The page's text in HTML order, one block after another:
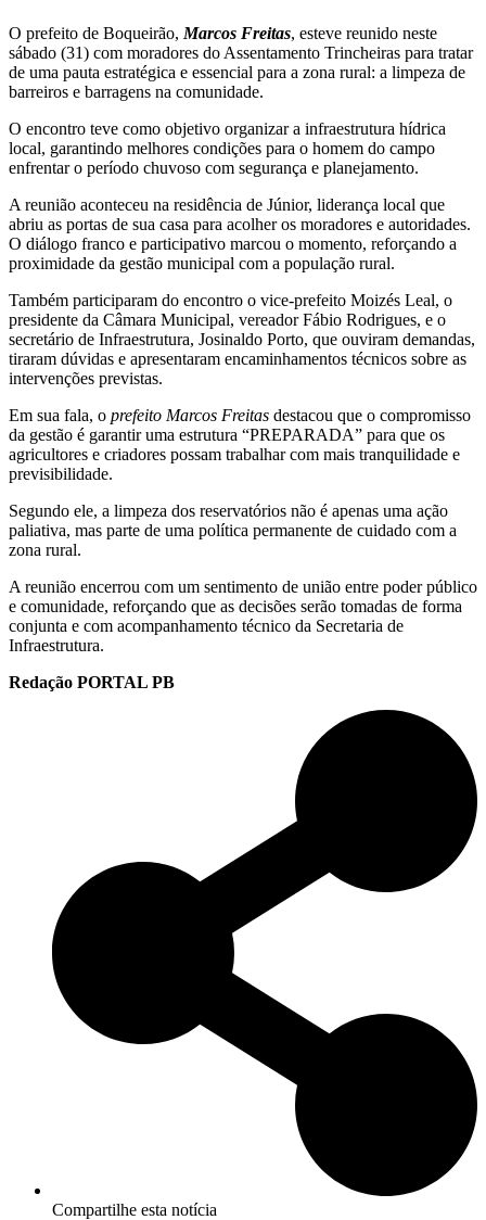
O prefeito de Boqueirão, Marcos Freitas, esteve reunido neste
sábado (31) com moradores do Assentamento Trincheiras para tratar
de uma pauta estratégica e essencial para a zona rural: a limpeza de
barreiros e barragens na comunidade.
O encontro teve como objetivo organizar a infraestrutura hídrica
local, garantindo melhores condições para o homem do campo
enfrentar o período chuvoso com segurança e planejamento.
A reunião aconteceu na residência de Júnior, liderança local que
abriu as portas de sua casa para acolher os moradores e autoridades.
O diálogo franco e participativo marcou o momento, reforçando a
proximidade da gestão municipal com a população rural.
Também participaram do encontro o vice-prefeito Moizés Leal, o
presidente da Câmara Municipal, vereador Fábio Rodrigues, e o
secretário de Infraestrutura, Josinaldo Porto, que ouviram demandas,
tiraram dúvidas e apresentaram encaminhamentos técnicos sobre as
intervenções previstas.
Em sua fala, o prefeito Marcos Freitas destacou que o compromisso
da gestão é garantir uma estrutura “PREPARADA” para que os
agricultores e criadores possam trabalhar com mais tranquilidade e
previsibilidade.
Segundo ele, a limpeza dos reservatórios não é apenas uma ação
paliativa, mas parte de uma política permanente de cuidado com a
zona rural.
A reunião encerrou com um sentimento de união entre poder público
e comunidade, reforçando que as decisões serão tomadas de forma
conjunta e com acompanhamento técnico da Secretaria de
Infraestrutura.
Redação PORTAL PB
Compartilhe esta notícia